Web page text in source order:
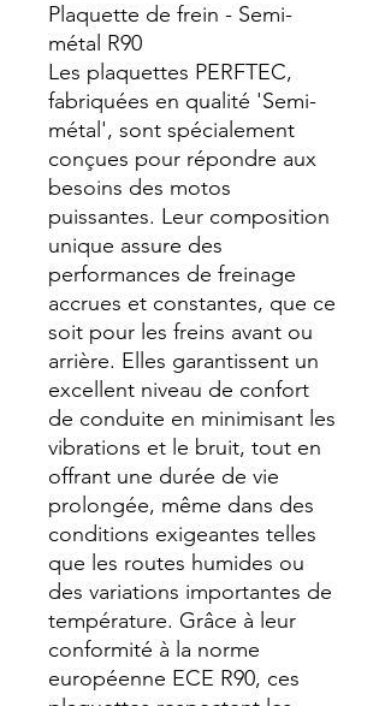
Plaquette de frein - Semi-
métal R90
Les plaquettes PERFTEC,
fabriquées en qualité 'Semi-
métal', sont spécialement
conçues pour répondre aux
besoins des motos
puissantes. Leur composition
unique assure des
performances de freinage
accrues et constantes, que ce
soit pour les freins avant ou
arrière. Elles garantissent un
excellent niveau de confort
de conduite en minimisant les
vibrations et le bruit, tout en
offrant une durée de vie
prolongée, même dans des
conditions exigeantes telles
que les routes humides ou
des variations importantes de
température. Grâce à leur
conformité à la norme
européenne ECE R90, ces